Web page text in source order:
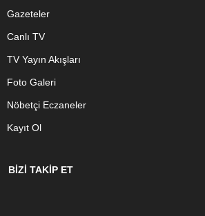
Gazeteler
Canlı TV
TV Yayın Akışları
Foto Galeri
Nöbetçi Eczaneler
Kayıt Ol
BİZİ TAKİP ET